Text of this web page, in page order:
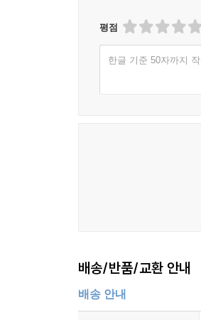
평점
한글 기준 50자까지
배송/반품/교환 안내
배송 안내